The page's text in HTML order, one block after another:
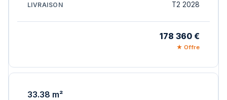
T2 2028
178 360 €
★ Offre
33.38 m²